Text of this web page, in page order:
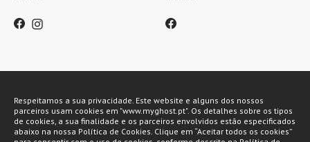
Métodos de pagamento
Respeitamos a sua privacidade. Este website e alguns dos nossos
parceiros usam cookies em "www.myghost.pt". Os detalhes sobre os tipos
de cookies, a sua finalidade e os parceiros envolvidos estão especificados
abaixo na nossa Política de Cookies. Clique em “Aceitar todos os cookies”